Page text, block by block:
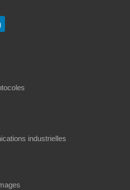
industrielles